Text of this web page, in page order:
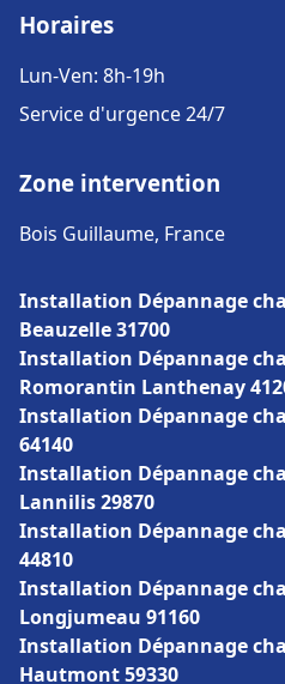
Horaires
Lun-Ven: 8h-19h
Service d'urgence 24/7
Zone intervention
Bois Guillaume, France
Installation Dépannage
Beauzelle 31700
Installation Dépannage
Romorantin Lanthenay
Installation Dépannage
64140
Installation Dépannage
Lannilis 29870
Installation Dépannage
44810
Installation Dépannage
Longjumeau 91160
Installation Dépannage
Hautmont 59330